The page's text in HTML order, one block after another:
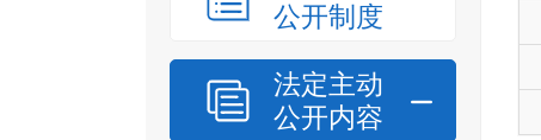
公开制度
法定主动
公开内容